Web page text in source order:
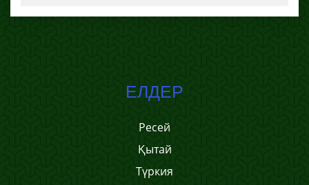
ЕЛДЕР
Ресей
Қытай
Түркия